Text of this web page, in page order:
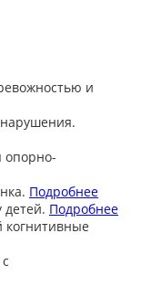
и
опорно-
Подробнее
Подробнее